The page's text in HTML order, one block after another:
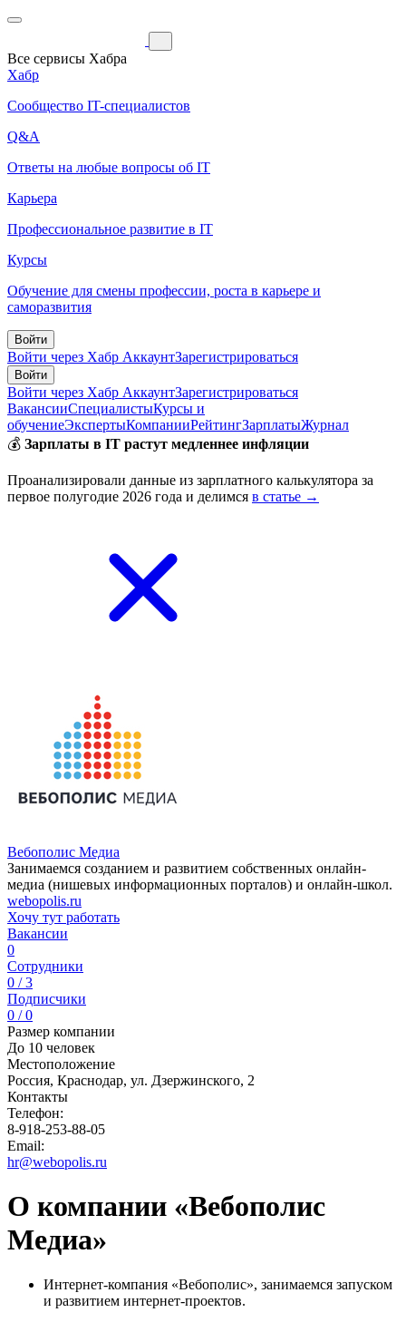
Все сервисы Хабра
Хабр
Сообщество IT-специалистов
Q&A
Ответы на любые вопросы об IT
Карьера
Профессиональное развитие в IT
Курсы
Обучение для смены профессии, роста в карьере и
саморазвития
Войти
Войти через Хабр АккаунтЗарегистрироваться
Войти
Войти через Хабр АккаунтЗарегистрироваться
ВакансииСпециалистыКурсы и
обучениеЭкспертыКомпанииРейтингЗарплатыЖурнал
💰 Зарплаты в IT растут медленнее инфляции
Проанализировали данные из зарплатного калькулятора за
первое полугодие 2026 года и делимся в статье →
Вебополис Медиа
Занимаемся созданием и развитием собственных онлайн-
медиа (нишевых информационных порталов) и онлайн-школ.
webopolis.ru
Хочу тут работать
Вакансии
0
Сотрудники
0 / 3
Подписчики
0 / 0
Размер компании
До 10 человек
Местоположение
Россия, Краснодар, ул. Дзержинского, 2
Контакты
Телефон:
8-918-253-88-05
Email:
hr@webopolis.ru
О компании «Вебополис
Медиа»
Интернет-компания «Вебополис», занимаемся запуском
и развитием интернет-проектов.